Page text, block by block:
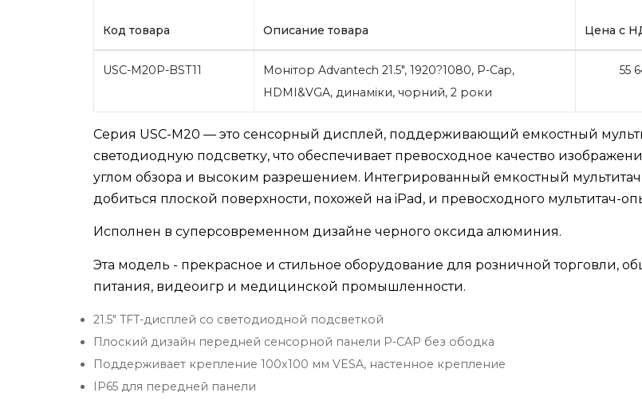
Код товара Описание товара Цена с
USC-M20P-BST11
Монітор Advantech 21.5", 1920?1080, P-Cap,
HDMI&VGA, динаміки, чорний, 2 роки
55
Серия USC-M20 — это сенсорный дисплей, поддерживающий емкостный
светодиодную подсветку, что обеспечивает превосходное качество
углом обзора и высоким разрешением. Интегрированный емкостный мультитач
добиться плоской поверхности, похожей на iPad, и превосходного мультитач-
Исполнен в суперсовременном дизайне черного оксида алюминия.
Эта модель - прекрасное и стильное оборудование для розничной торговли,
питания, видеоигр и медицинской промышленности.
21.5" TFT-дисплей со светодиодной подсветкой
Плоский дизайн передней сенсорной панели P-CAP без ободка
Поддерживает крепление 100x100 мм VESA, настенное крепление
IP65 для передней панели